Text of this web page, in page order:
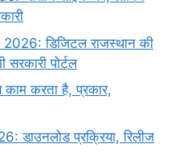
डिजिटल राजस्थान की
पोर्टल
करता है, प्रकार,
डाउनलोड प्रक्रिया, रिलीज